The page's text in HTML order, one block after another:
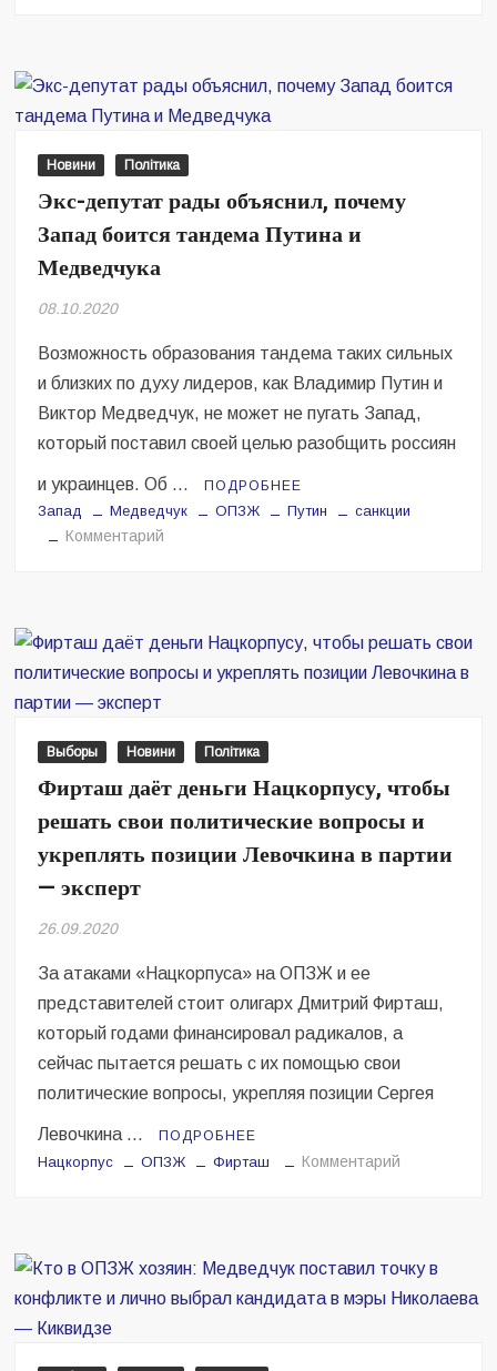
что
«Оппозиционная
платформа
—
За
жизнь»
является
партией,
но
и
лидирующей
в
стране
Новини Політика
Экс-депутат рады объяснил, почему
Запад боится тандема Путина и
Медведчука
08.10.2020
Возможность образования тандема таких сильных
и близких по духу лидеров, как Владимир Путин и
Виктор Медведчук, не может не пугать Запад,
который поставил своей целью разобщить россиян
и украинцев. Об … ПОДРОБНЕЕ
Запад Медведчук ОПЗЖ Путин санкции
Комментарий
объяснил,
тандема
Путина
и
Медведчука
Выборы Новини Політика
Фирташ даёт деньги Нацкорпусу, чтобы
решать свои политические вопросы и
укреплять позиции Левочкина в партии
— эксперт
26.09.2020
За атаками «Нацкорпуса» на ОПЗЖ и ее
представителей стоит олигарх Дмитрий Фирташ,
который годами финансировал радикалов, а
сейчас пытается решать с их помощью свои
политические вопросы, укрепляя позиции Сергея
Левочкина … ПОДРОБНЕЕ
Нацкорпус ОПЗЖ Фирташ Комментарий
Нацкорпусу,
чтобы